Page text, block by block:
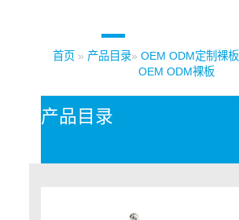
首页 » 产品目录» OEM ODM定制裸板
OEM ODM裸板
产品目录